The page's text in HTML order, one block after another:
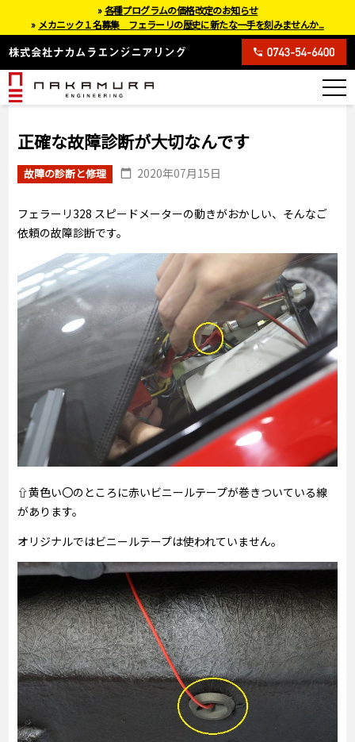
正確な故障診断が大切なんです
故障の診断と修理 2020年07月15日
フェラーリ328 スピードメーターの動きがおかしい、そんなご
依頼の故障診断です。
⇧黄色い〇のところに赤いビニールテープが巻きついている線
があります。
オリジナルではビニールテープは使われていません。
»各種プログラムの価格改定のお知らせ
» メカニック１名募集 フェラーリの歴史に新たな一手を刻みませんか...